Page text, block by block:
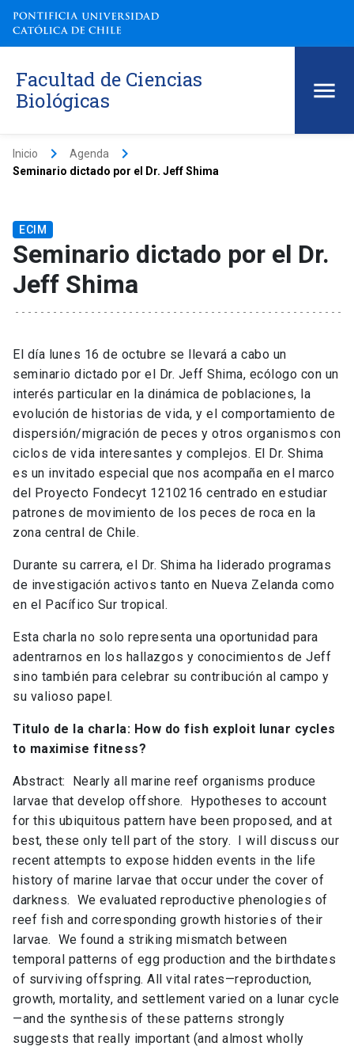
Facultad de Ciencias
Biológicas
Inicio keyboard_arrow_right Agenda keyboard_arrow_right
Seminario dictado por el Dr. Jeff Shima
ECIM
Seminario dictado por el Dr.
Jeff Shima
El día lunes 16 de octubre se llevará a cabo un
seminario dictado por el Dr. Jeff Shima, ecólogo con un
interés particular en la dinámica de poblaciones, la
evolución de historias de vida, y el comportamiento de
dispersión/migración de peces y otros organismos con
ciclos de vida interesantes y complejos. El Dr. Shima
es un invitado especial que nos acompaña en el marco
del Proyecto Fondecyt 1210216 centrado en estudiar
patrones de movimiento de los peces de roca en la
zona central de Chile.
Durante su carrera, el Dr. Shima ha liderado programas
de investigación activos tanto en Nueva Zelanda como
en el Pacífico Sur tropical.
Esta charla no solo representa una oportunidad para
adentrarnos en los hallazgos y conocimientos de Jeff
sino también para celebrar su contribución al campo y
su valioso papel.
Titulo de la charla: How do fish exploit lunar cycles
to maximise fitness?
Abstract: Nearly all marine reef organisms produce
larvae that develop offshore. Hypotheses to account
for this ubiquitous pattern have been proposed, and at
best, these only tell part of the story. I will discuss our
recent attempts to expose hidden events in the life
history of marine larvae that occur under the cover of
darkness. We evaluated reproductive phenologies of
reef fish and corresponding growth histories of their
larvae. We found a striking mismatch between
temporal patterns of egg production and the birthdates
of surviving offspring. All vital rates—reproduction,
growth, mortality, and settlement varied on a lunar cycle
—and the synthesis of these patterns strongly
suggests that really important (and almost wholly